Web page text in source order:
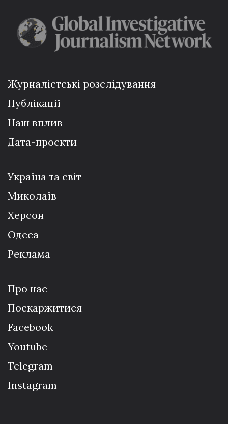
Журналістські розслідування
Публікації
Наш вплив
Дата-проєкти
Україна та світ
Миколаїв
Херсон
Одеса
Реклама
Про нас
Поскаржитися
Facebook
Youtube
Telegram
Instagram